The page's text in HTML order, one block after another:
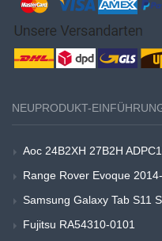
NEUPRODUKT-
Aoc 24B2XH 27B2H
Range Rover Evoque
Samsung Galaxy Tab S11
Fujitsu RA54310-0101